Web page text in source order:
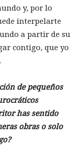
y, por lo
interpelarte
a partir de su
contigo, que yo
de pequeños
has sentido
obras o solo